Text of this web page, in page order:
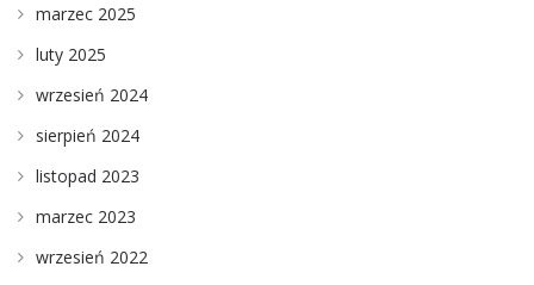
marzec 2025
luty 2025
wrzesień 2024
sierpień 2024
listopad 2023
marzec 2023
wrzesień 2022